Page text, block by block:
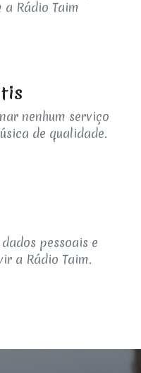
Rádio Taim
nenhum serviço
de qualidade.
pessoais e
a Rádio Taim.